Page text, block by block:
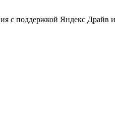
с поддержкой Яндекс Драйв